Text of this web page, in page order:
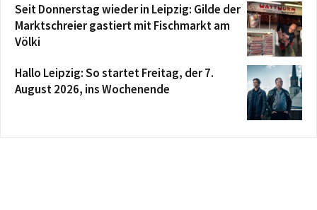
Seit Donnerstag wieder in Leipzig: Gilde der
Marktschreier gastiert mit Fischmarkt am
Völki
Hallo Leipzig: So startet Freitag, der 7.
August 2026, ins Wochenende